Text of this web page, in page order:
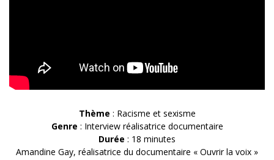
Thème : Racisme et sexisme
Genre : Interview réalisatrice documentaire
Durée : 18 minutes
Amandine Gay, réalisatrice du documentaire « Ouvrir la voix »